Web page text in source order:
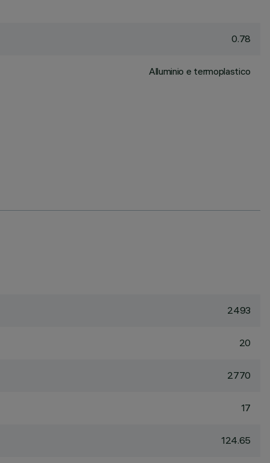
0.78
Alluminio e termoplastico
2493
20
2770
17
124.65